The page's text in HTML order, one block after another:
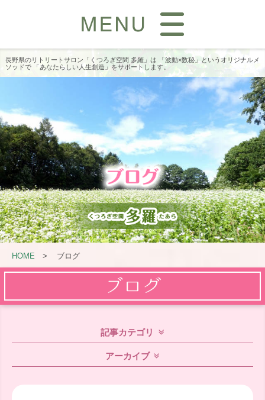
長野県のリトリートサロン「くつろぎ空間 多羅」は 「波動×数秘」というオリジナルメ
ソッドで「あなたらしい人生創造」をサポートします。
HOME > ブログ
記事カテゴリ
アーカイブ